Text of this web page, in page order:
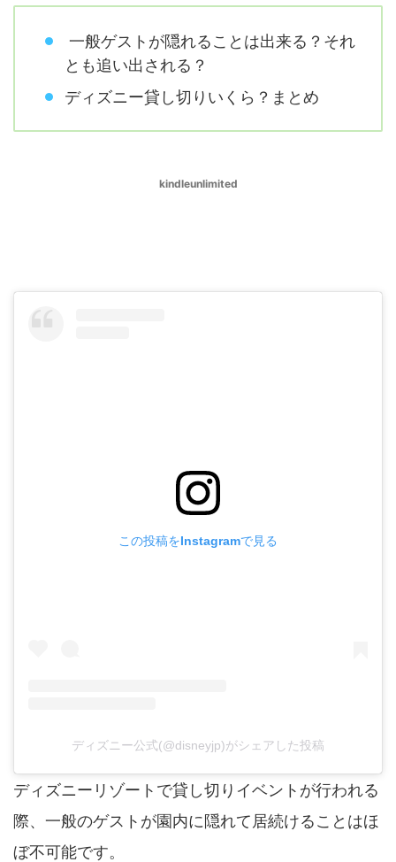
一般ゲストが隠れることは出来る？それ
とも追い出される？
ディズニー貸し切りいくら？まとめ
kindleunlimited
この投稿をInstagramで見る
ディズニー公式(@disneyjp)がシェアした投稿
ディズニーリゾートで貸し切りイベントが行われる
際、一般のゲストが園内に隠れて居続けることはほ
ぼ不可能です。